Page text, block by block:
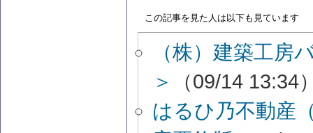
この記事を見た人は以下も見ています
（株）建築工
＞
（09/14 13:34
はるひ乃不動産